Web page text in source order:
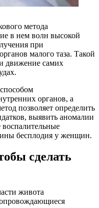
метода
в нем волн высокой
при
малого таза. Такой
движение самих
органов, а
позволяет определить
выявить аномалии
воспалительные
бесплодия у женщин.
сделать
живота